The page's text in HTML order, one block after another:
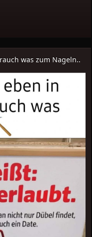
was zum Nageln..